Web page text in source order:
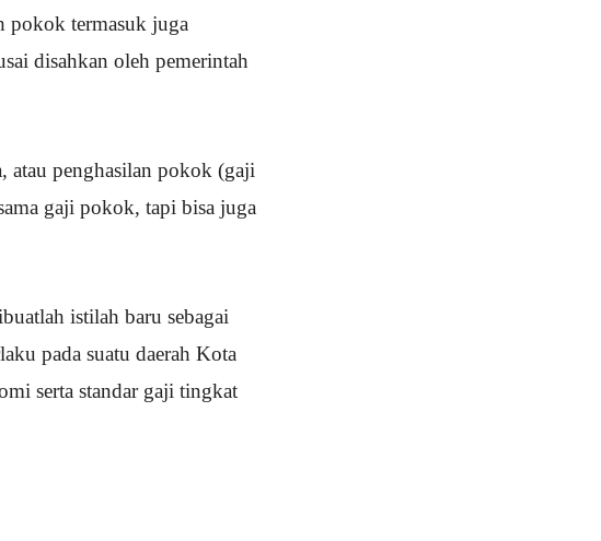
pokok termasuk juga
disahkan oleh pemerintah
penghasilan pokok (gaji
gaji pokok, tapi bisa juga
istilah baru sebagai
pada suatu daerah Kota
serta standar gaji tingkat